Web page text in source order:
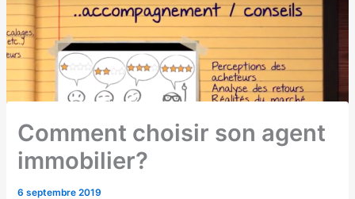
Comment choisir son agent
immobilier?
6 septembre 2019